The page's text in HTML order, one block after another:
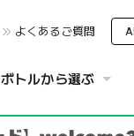
よくあるご質問
ボトルから選ぶ